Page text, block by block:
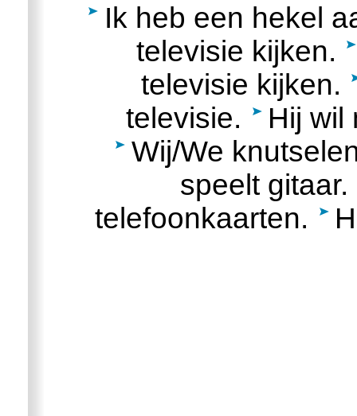
Ik heb een hekel
televisie kijken.
televisie kijken.
televisie.
Hij wil
Wij/We
speelt gitaar.
telefoonkaarten.